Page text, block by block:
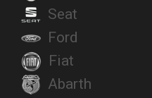
Seat
Ford
Fiat
Abarth